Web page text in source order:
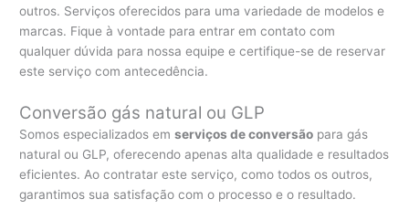
outros. Serviços oferecidos para uma variedade de modelos e
marcas. Fique à vontade para entrar em contato com
qualquer dúvida para nossa equipe e certifique-se de reservar
este serviço com antecedência.
Conversão gás natural ou GLP
Somos especializados emserviços de conversão para gás
natural ou GLP, oferecendo apenas alta qualidade e resultados
eficientes. Ao contratar este serviço, como todos os outros,
garantimos sua satisfação com o processo e o resultado.